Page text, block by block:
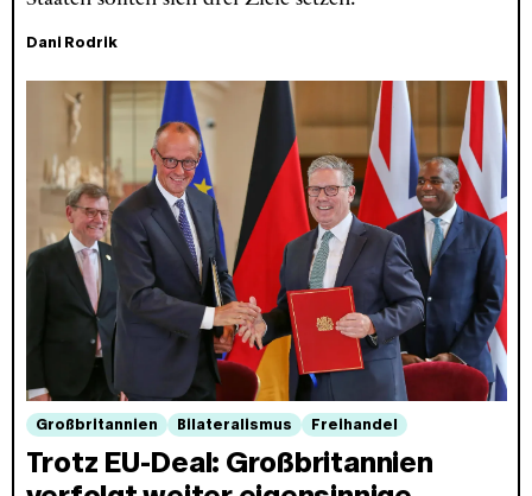
Dani Rodrik
Großbritannien Bilateralismus Freihandel
Trotz EU-Deal: Großbritannien